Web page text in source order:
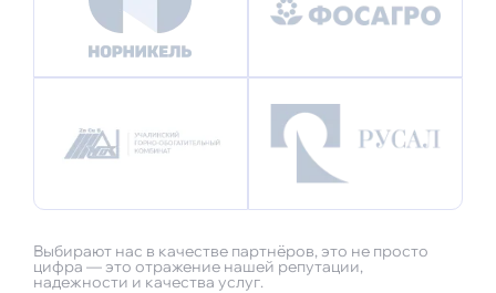
Выбирают нас в качестве партнёров, это не просто
цифра — это отражение нашей репутации,
надежности и качества услуг.